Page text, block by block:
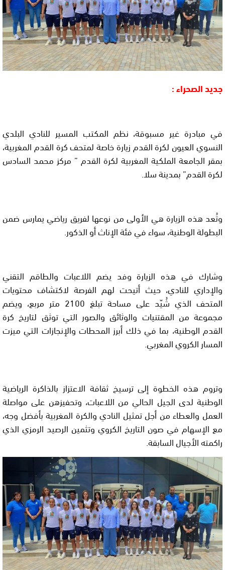
جديد الصحراء :
في مبادرة غير مسبوقة، نظم المكتب المسير للنادي البلدي
النسوي العيون لكرة القدم زيارة خاصة لمتحف كرة القدم المغربية،
بمقر الجامعة الملكية المغربية لكرة القدم ” مركز محمد السادس
لكرة القدم” بمدينة سلا.
وتُعد هذه الزيارة هي الأولى من نوعها لفريق رياضي يمارس ضمن
البطولة الوطنية، سواء في فئة الإناث أو الذكور.
وشارك في هذه الزيارة وفد يضم اللاعبات والطاقم التقني
والإداري للنادي، حيث أتيحت لهم الفرصة لاكتشاف محتويات
المتحف الذي شُيّد على مساحة تبلغ 2100 متر مربع، ويضم
مجموعة من المقتنيات والوثائق والصور التي توثق لتاريخ كرة
القدم الوطنية، بما في ذلك أبرز المحطات والإنجازات التي ميزت
المسار الكروي المغربي.
وتروم هذه الخطوة إلى ترسيخ ثقافة الاعتزاز بالذاكرة الرياضية
الوطنية لدى الجيل الحالي من اللاعبات، وتحفيزهن على مواصلة
العمل والعطاء من أجل تمثيل النادي والكرة المغربية بأفضل وجه،
مع الإسهام في صون التاريخ الكروي وتثمين الرصيد الرمزي الذي
راكمته الأجيال السابقة.